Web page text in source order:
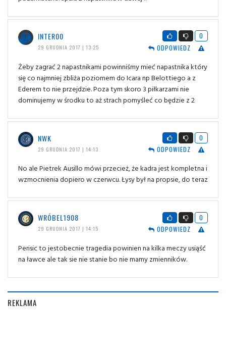
INTER00
29 GRUDNIA 2017 | 13:25
0
ODPOWIEDZ
Żeby zagrać 2 napastnikami powinniśmy mieć napastnika który
się co najmniej zbliża poziomem do Icara np Belottiego a z
Ederem to nie przejdzie. Poza tym skoro 3 piłkarzami nie
dominujemy w środku to aż strach pomyśleć co będzie z 2
NWK
29 GRUDNIA 2017 | 14:13
0
ODPOWIEDZ
No ale Pietrek Ausillo mówi przecież, że kadra jest kompletna i
wzmocnienia dopiero w czerwcu. Łysy był na propsie, do teraz
WRÓBEL1908
29 GRUDNIA 2017 | 14:15
0
ODPOWIEDZ
Perisic to jestobecnie tragedia powinien na kilka meczy usiąść
na ławce ale tak sie nie stanie bo nie mamy zmienników.
REKLAMA